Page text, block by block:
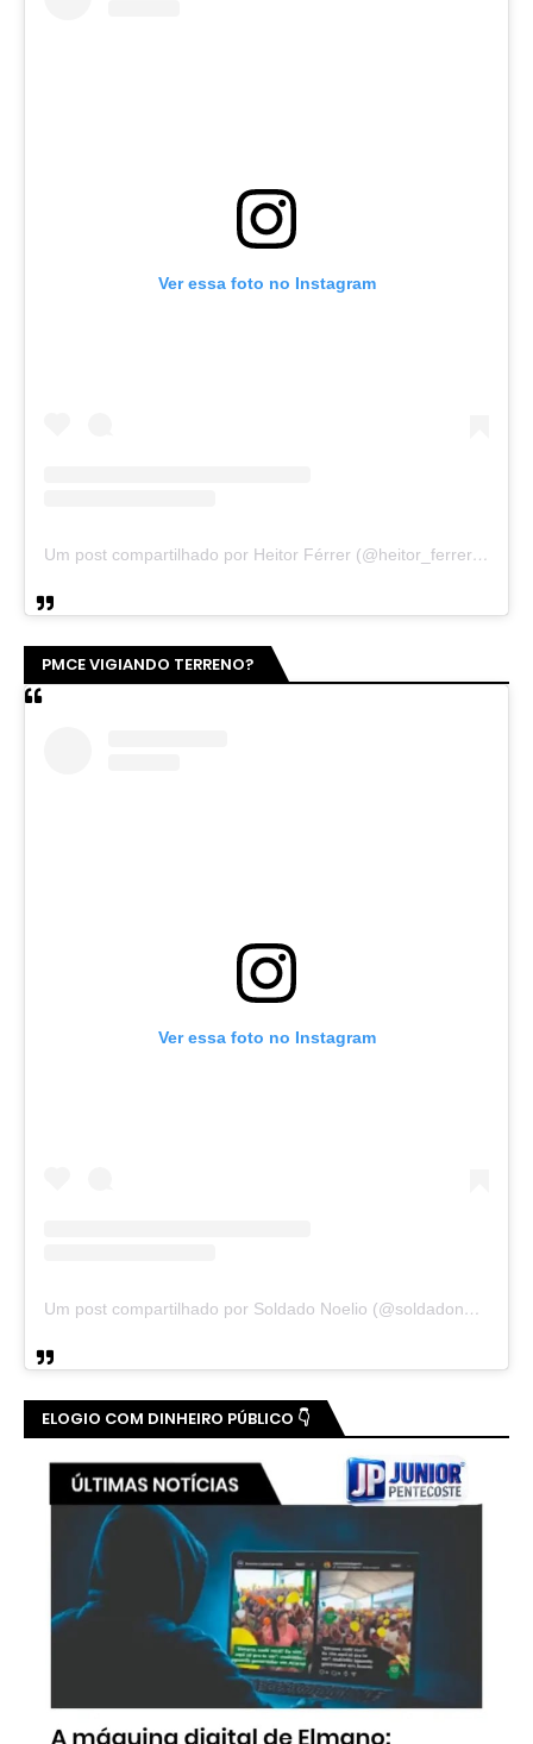
Ver essa foto no Instagram
Um post compartilhado por Heitor Férrer (@heitor_ferrer77)
PMCE VIGIANDO TERRENO?
Ver essa foto no Instagram
Um post compartilhado por Soldado Noelio (@soldadonoelio)
ELOGIO COM DINHEIRO PÚBLICO 👇